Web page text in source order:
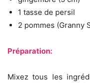
1 tasse de persil
2 pommes (Granny
Préparation:
Mixez tous les